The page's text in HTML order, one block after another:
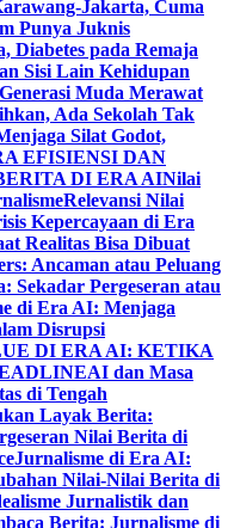
Jakarta, Cuma
Punya Juknis
Diabetes pada Remaja
Sisi Lain Kehidupan
Muda Merawat
Ada Sekolah Tak
Silat Godot,
EFISIENSI DAN
DI ERA AINilai
Relevansi Nilai
Kepercayaan di Era
Realitas Bisa Dibuat
Ancaman atau Peluang
Sekadar Pergeseran atau
di Era AI: Menjaga
Disrupsi
DI ERA AI: KETIKA
AI dan Masa
di Tengah
Layak Berita:
Nilai Berita di
Jurnalisme di Era AI:
Nilai-Nilai Berita di
Jurnalistik dan
Berita: Jurnalisme di